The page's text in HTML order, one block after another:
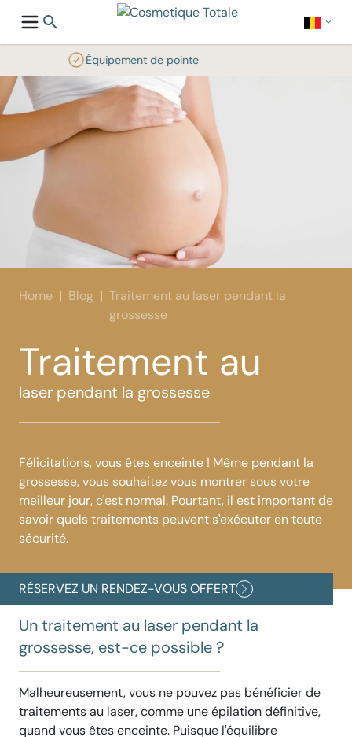
Home Blog
Traitement au laser pendant la
grossesse
Traitement au
laser pendant la grossesse
Félicitations, vous êtes enceinte ! Même pendant la
grossesse, vous souhaitez vous montrer sous votre
meilleur jour, c'est normal. Pourtant, il est important de
savoir quels traitements peuvent s'exécuter en toute
sécurité.
RÉSERVEZ UN RENDEZ-VOUS OFFERT
Un traitement au laser pendant la
grossesse, est-ce possible ?
Malheureusement, vous ne pouvez pas bénéficier de
traitements au laser, comme une épilation définitive,
quand vous êtes enceinte. Puisque l'équilibre